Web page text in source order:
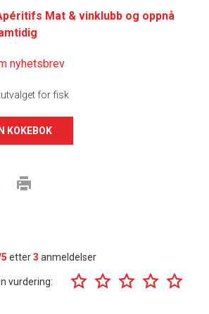
Mat & vinklubb og oppnå
nyhetsbrev
for fisk
KOKEBOK
etter3 anmeldelser
vurdering: